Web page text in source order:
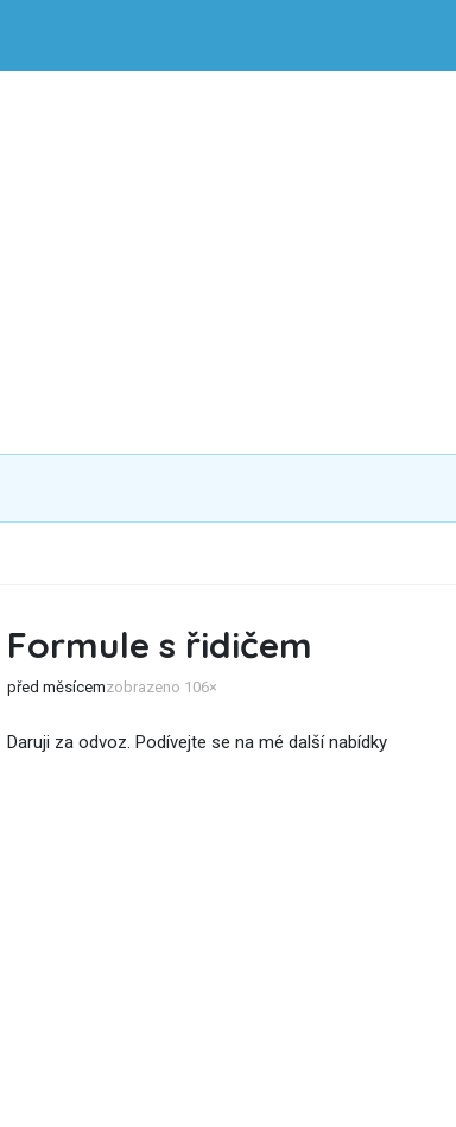
Formule s řidičem
před měsícemzobrazeno 106×
Daruji za odvoz. Podívejte se na mé další nabídky